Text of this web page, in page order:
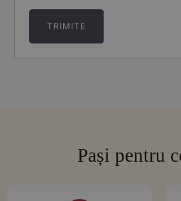
Pași pentru